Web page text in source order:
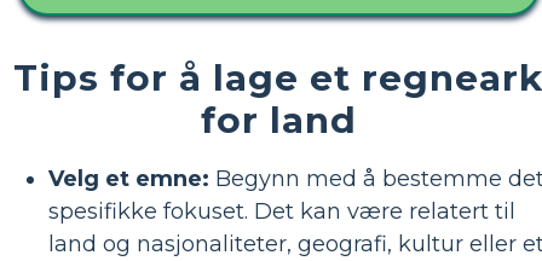
Tips for å lage et regneark
for land
Velg et emne: Begynn med å bestemme
spesifikke fokuset. Det kan være relatert til
land og nasjonaliteter, geografi, kultur eller